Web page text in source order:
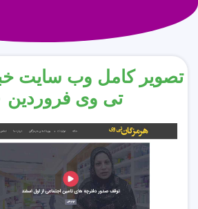
تصویر کامل وب سایت
تی وی فروردین ۱۴۰۰